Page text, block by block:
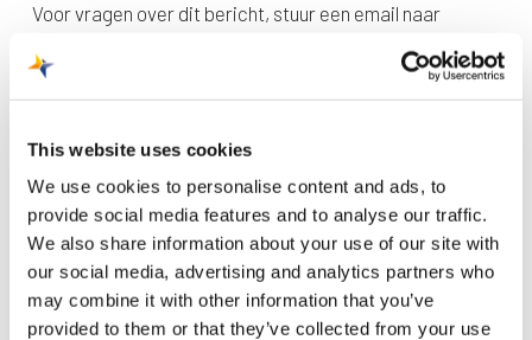
This website uses cookies
We use cookies to personalise content and ads, to
provide social media features and to analyse our traffic.
We also share information about your use of our site with
our social media, advertising and analytics partners who
may combine it with other information that you’ve
provided to them or that they’ve collected from your use
Voor vragen over dit bericht, stuur een email naar
Recente berichten
Trainingsvlucht 4 augustus